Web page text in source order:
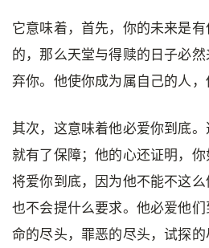
它意味着，首先，你的未来是
的，那么天堂与得赎的日子必
弃你。他使你成为属自己的人，
其次，这意味着他必爱你到底
就有了保障；他的心还证明，
将爱你到底，因为他不能不这么
也不会提什么要求。他必爱他
命的尽头，罪恶的尽头，试探